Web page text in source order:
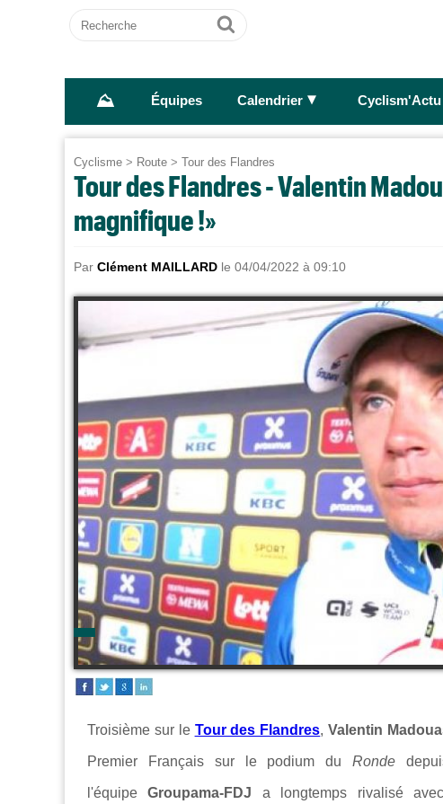
Recherche
Ok
⛰ Équipes Calendrier ► Cyclism'Actu
Cyclisme > Route > Tour des Flandres
Tour des Flandres - Valentin
magnifique !»
Par Clément MAILLARD le 04/04/2022 à 09:10
Troisième sur le Tour des Flandres,Valentin
Premier Français sur le podium duRonde
l'équipeGroupama-FDJ a longtemps rivalisé